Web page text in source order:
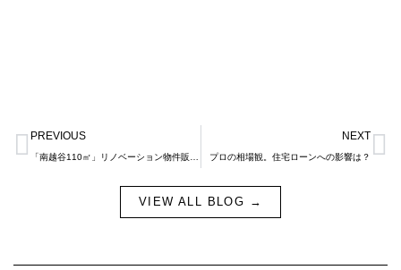
Prev
PREVIOUS NEXT
プロの相場観。住宅ローンへの影響は？
VIEW ALL BLOG →